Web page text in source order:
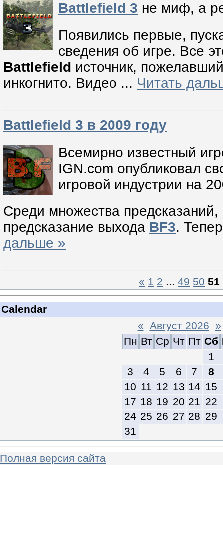
Battlefield 3 не миф, а
Появились первые,
сведения об игре. Все
Battlefield источник,
инкогнито. Видео ... Читать
Battlefield 3 в 2009 году
Всемирно известный
IGN.com опубликовал
игровой индустрии на
Среди множества
предсказание выхода BF3.
дальше »
« 1 2 ... 49 50 51
Calendar
« Август 2026 »
Пн Вт Ср Чт Пт Сб
1
3
4 5 6 7
8
10 11 12 13 14 15
17 18 19 20 21 22
24 25 26 27 28 29
31
Полная версия сайта